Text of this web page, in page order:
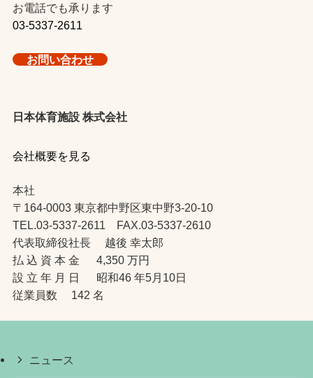
お電話でも承ります
03-5337-2611
お問い合わせ
日本体育施設 株式会社
会社概要を見る
本社
〒164-0003 東京都中野区東中野3-20-10
TEL.03-5337-2611 FAX.03-5337-2610
代表取締役社長 越後 幸太郎
払 込 資 本 金 4,350 万円
設 立 年 月 日 昭和46 年5月10日
従業員数 142 名
ニュース